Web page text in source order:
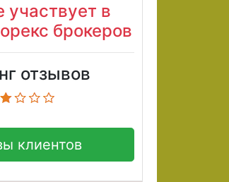
участвует в
брокеров
отзывов
клиентов